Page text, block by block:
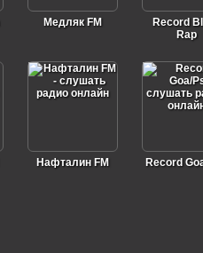
Медляк FM
Record
Rap
Нафталин FM Record